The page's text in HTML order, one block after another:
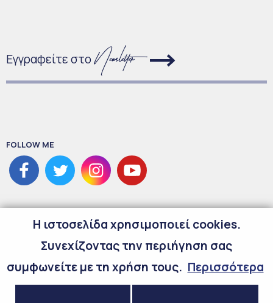
Εγγραφείτε στο
FOLLOW ME
H ιστοσελίδα χρησιμοποιεί cookies.
Συνεχίζοντας την περιήγηση σας
συμφωνείτε με τη χρήση τους. Περισσότερα